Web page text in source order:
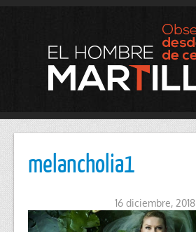
melancholia1
16 diciembre, 2018